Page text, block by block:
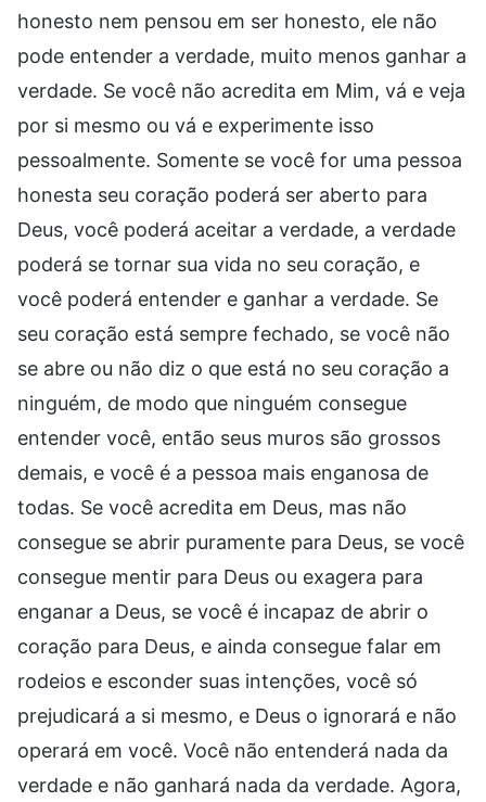
honesto nem pensou em ser honesto, ele não
pode entender a verdade, muito menos ganhar a
verdade. Se você não acredita em Mim, vá e veja
por si mesmo ou vá e experimente isso
pessoalmente. Somente se você for uma pessoa
honesta seu coração poderá ser aberto para
Deus, você poderá aceitar a verdade, a verdade
poderá se tornar sua vida no seu coração, e
você poderá entender e ganhar a verdade. Se
seu coração está sempre fechado, se você não
se abre ou não diz o que está no seu coração a
ninguém, de modo que ninguém consegue
entender você, então seus muros são grossos
demais, e você é a pessoa mais enganosa de
todas. Se você acredita em Deus, mas não
consegue se abrir puramente para Deus, se você
consegue mentir para Deus ou exagera para
enganar a Deus, se você é incapaz de abrir o
coração para Deus, e ainda consegue falar em
rodeios e esconder suas intenções, você só
prejudicará a si mesmo, e Deus o ignorará e não
operará em você. Você não entenderá nada da
verdade e não ganhará nada da verdade. Agora,